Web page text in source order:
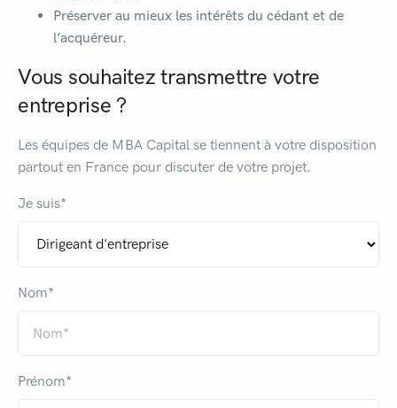
Préserver au mieux les intérêts du cédant et de
l’acquéreur.
Vous souhaitez transmettre votre
entreprise ?
Les équipes de MBA Capital se tiennent à votre disposition
partout en France pour discuter de votre projet.
Je suis*
Nom*
Prénom*